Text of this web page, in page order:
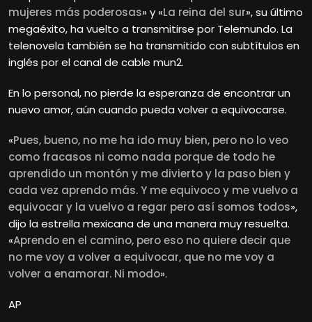
mujeres más poderosas» y «La reina del sur», su último
megaéxito, ha vuelto a transmitirse por Telemundo. La
telenovela también se ha transmitido con subtítulos en
inglés por el canal de cable mun2.
En lo personal, no pierde la esperanza de encontrar un
nuevo amor, aún cuando pueda volver a equivocarse.
«Pues, bueno, no me ha ido muy bien, pero no lo veo
como fracasos ni como nada porque de todo he
aprendido un montón y me divierto y la paso bien y
cada vez aprendo más. Y me equivoco y me vuelvo a
equivocar y la vuelvo a regar pero así somos todos»,
dijo la estrella mexicana de una manera muy resuelta.
«Aprendo en el camino, pero eso no quiere decir que
no me voy a volver a equivocar, que no me voy a
volver a enamorar. Ni modo».
AP